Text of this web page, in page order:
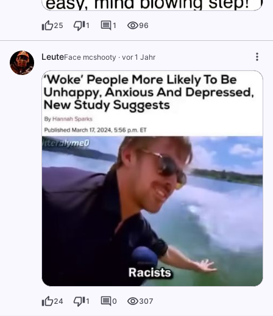
25 1 1 96
LeuteFace mcshooty · vor 1 Jahr
24 1 0 307